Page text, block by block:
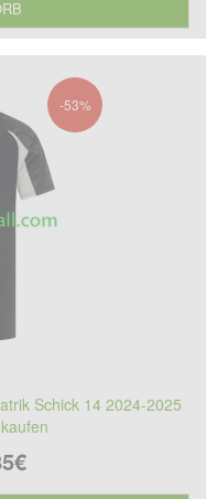
-53%
Schick 14 2024-2025